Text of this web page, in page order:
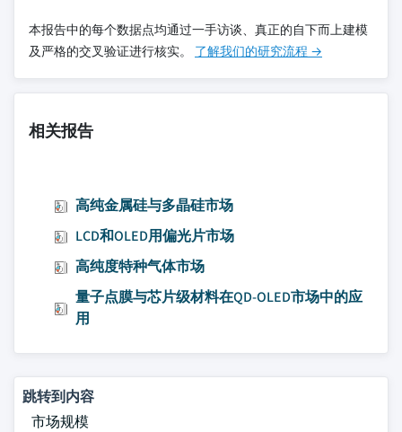
本报告中的每个数据点均通过一手访谈、真正的自下而上建模
及严格的交叉验证进行核实。 了解我们的研究流程 →
相关报告
高纯金属硅与多晶硅市场
LCD和OLED用偏光片市场
高纯度特种气体市场
量子点膜与芯片级材料在QD-OLED市场中的应
用
跳转到内容
市场规模